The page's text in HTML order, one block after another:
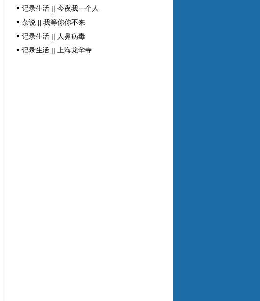
记录生活 || 今夜我一个人
杂说 || 我等你你不来
记录生活 || 人鼻病毒
记录生活 || 上海龙华寺